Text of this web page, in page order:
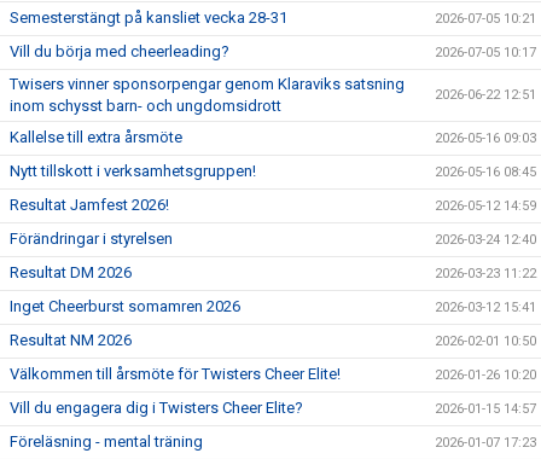
Semesterstängt på kansliet vecka 28-31 2026-07-05 10:21
Vill du börja med cheerleading? 2026-07-05 10:17
Twisers vinner sponsorpengar genom Klaraviks satsning
inom schysst barn- och ungdomsidrott
2026-06-22 12:51
Kallelse till extra årsmöte 2026-05-16 09:03
Nytt tillskott i verksamhetsgruppen! 2026-05-16 08:45
Resultat Jamfest 2026! 2026-05-12 14:59
Förändringar i styrelsen 2026-03-24 12:40
Resultat DM 2026 2026-03-23 11:22
Inget Cheerburst somamren 2026 2026-03-12 15:41
Resultat NM 2026 2026-02-01 10:50
Välkommen till årsmöte för Twisters Cheer Elite! 2026-01-26 10:20
Vill du engagera dig i Twisters Cheer Elite? 2026-01-15 14:57
Föreläsning - mental träning 2026-01-07 17:23